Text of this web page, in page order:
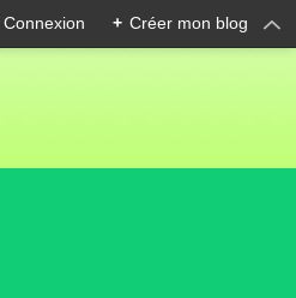
Connexion + Créer mon blog